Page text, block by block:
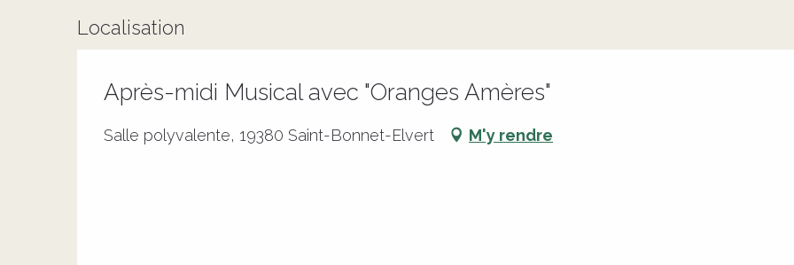
Localisation
Après-midi Musical avec "Oranges Amères"
Salle polyvalente, 19380 Saint-Bonnet-Elvert M'y rendre